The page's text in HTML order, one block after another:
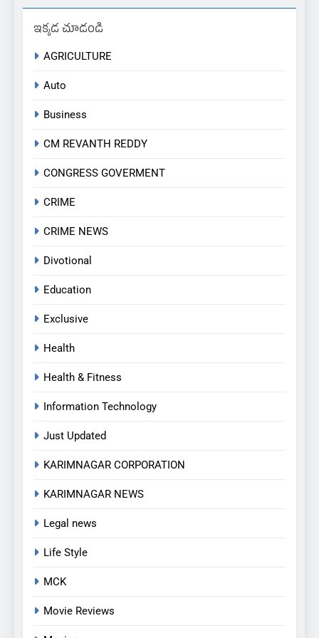
ఇక్కడ చూడండి
AGRICULTURE
Auto
Business
CM REVANTH REDDY
CONGRESS GOVERMENT
CRIME
CRIME NEWS
Divotional
Education
Exclusive
Health
Health & Fitness
Information Technology
Just Updated
KARIMNAGAR CORPORATION
KARIMNAGAR NEWS
Legal news
Life Style
MCK
Movie Reviews
5